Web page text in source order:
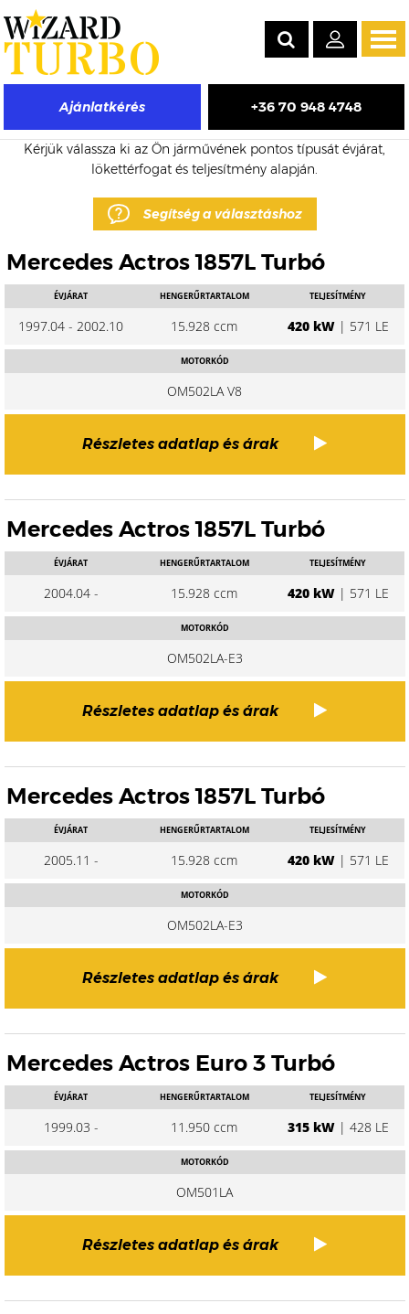
Ajánlatkérés +36 70 948 4748
Mercedes Actros eladó turbó árak
Kérjük válassza ki az Ön járművének pontos típusát évjárat,
lökettérfogat és teljesítmény alapján.
Segítség a választáshoz
Mercedes Actros 1857L Turbó
ÉVJÁRAT
1997.04 - 2002.10
HENGERŰRTARTALOM
15.928 ccm
TELJESÍTMÉNY
420 kW| 571 LE
MOTORKÓD
OM502LA V8
Részletes adatlap és árak
Mercedes Actros 1857L Turbó
ÉVJÁRAT
2004.04 -
HENGERŰRTARTALOM
15.928 ccm
TELJESÍTMÉNY
420 kW| 571 LE
MOTORKÓD
OM502LA-E3
Részletes adatlap és árak
Mercedes Actros 1857L Turbó
ÉVJÁRAT
2005.11 -
HENGERŰRTARTALOM
15.928 ccm
TELJESÍTMÉNY
420 kW| 571 LE
MOTORKÓD
OM502LA-E3
Részletes adatlap és árak
Mercedes Actros Euro 3 Turbó
ÉVJÁRAT
1999.03 -
HENGERŰRTARTALOM
11.950 ccm
TELJESÍTMÉNY
315 kW| 428 LE
MOTORKÓD
OM501LA
Részletes adatlap és árak